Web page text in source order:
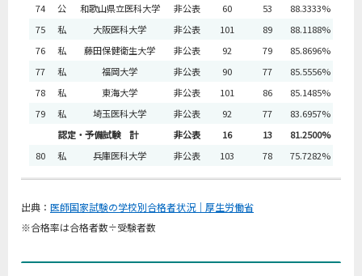
74
公 和歌山県立医科大学 非公表 60 53
88.3333%
75
私 大阪医科大学 非公表 101 89
88.1188%
76
私 藤田保健衛生大学 非公表 92 79
85.8696%
77
私 福岡大学 非公表 90 77
85.5556%
78
私 東海大学 非公表 101 86
85.1485%
79
私 埼玉医科大学 非公表 92 77
83.6957%
認定・予備試験 計
非公表 16 13
81.2500%
80
私 兵庫医科大学 非公表 103 78 75.7282%
出典： 医師国家試験の学校別合格者状況｜厚生労働省
※合格率は合格者数÷受験者数